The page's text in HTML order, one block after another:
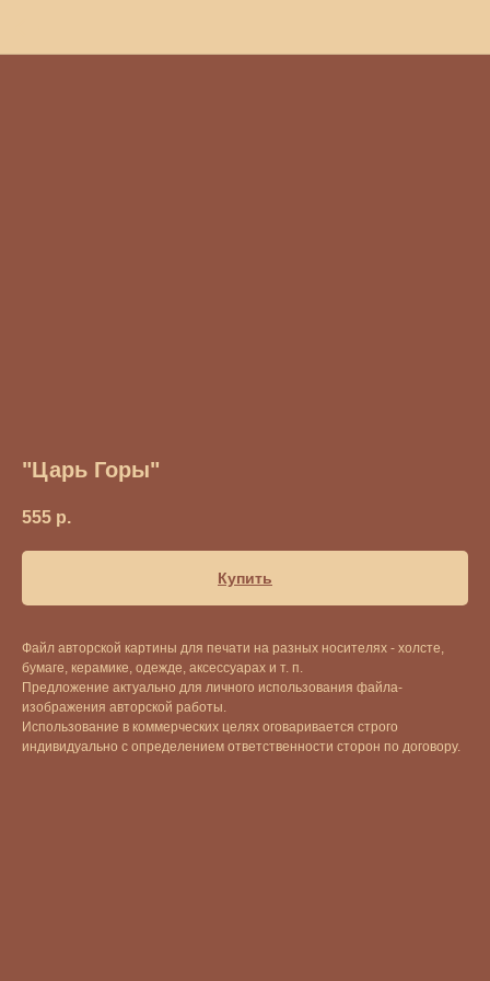
"Царь Горы"
555 р.
Купить
Файл авторской картины для печати на разных носителях - холсте,
бумаге, керамике, одежде, аксессуарах и т. п.
Предложение актуально для личного использования файла-
изображения авторской работы.
Использование в коммерческих целях оговаривается строго
индивидуально с определением ответственности сторон по договору.